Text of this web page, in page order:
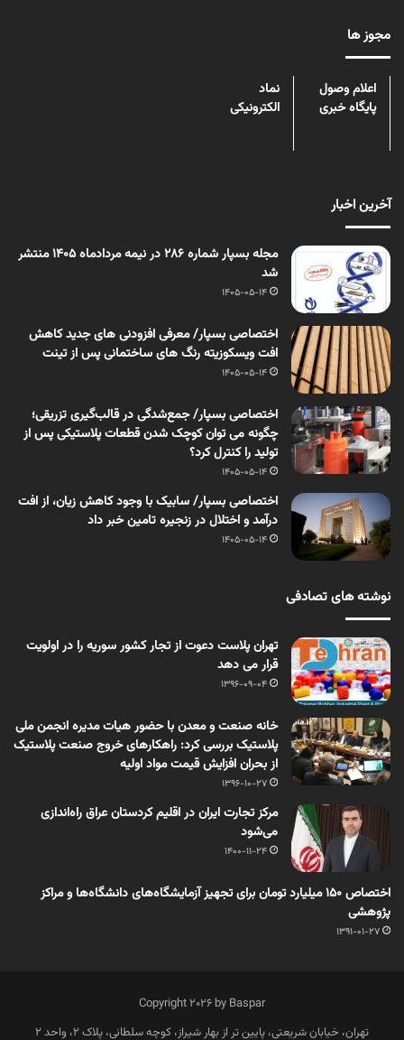
مجوز ها
اعلام وصول
پایگاه خبری
نماد
الکترونیکی
آخرین اخبار
مجله بسپار شماره 286 در نیمه مردادماه 1405 منتشر
شد
1405-05-14
اختصاصی بسپار/ معرفی افزودنی های جدید کاهش
افت ویسکوزیته رنگ های ساختمانی پس از تینت
1405-05-14
اختصاصی بسپار/ جمع‌شدگی در قالب‌گیری تزریقی؛
چگونه می توان کوچک شدن قطعات پلاستیکی پس از
تولید را کنترل کرد؟
1405-05-14
اختصاصی بسپار/ سابیک با وجود کاهش زیان، از افت
درآمد و اختلال در زنجیره تامین خبر داد
1405-05-14
نوشته های تصادفی
تهران پلاست دعوت از تجار کشور سوریه را در اولویت
قرار می دهد
1396-09-04
خانه صنعت و معدن با حضور هیات مدیره انجمن ملی
پلاستیک بررسی کرد: راهکارهای خروج صنعت پلاستیک
از بحران افزایش قیمت مواد اولیه
1396-10-27
مرکز تجارت ایران در اقلیم کردستان عراق راه‌اندازی
می‌شود
1400-11-24
اختصاص 150 میلیارد تومان برای تجهیز آزمایشگاه‌های دانشگاه‌ها و مراکز
پژوهشی
1391-01-27
Copyright 2026 by Baspar
تهران، خیابان شریعتی، پایین تر از بهار شیراز، کوچه سلطانی، پلاک 2، واحد 2